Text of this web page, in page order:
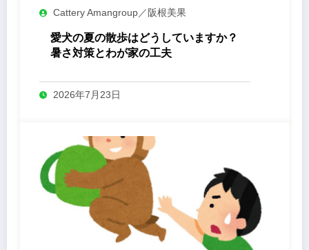
Cattery Amangroup／阪根美果
愛犬の夏の散歩はどうしていますか？
暑さ対策とわが家の工夫
2026年7月23日